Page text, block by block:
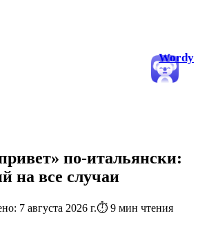
Wordy
по-итальянски:
на все случаи
7 августа 2026 г.⏱ 9 мин чтения